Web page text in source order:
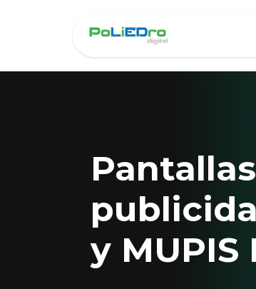
y